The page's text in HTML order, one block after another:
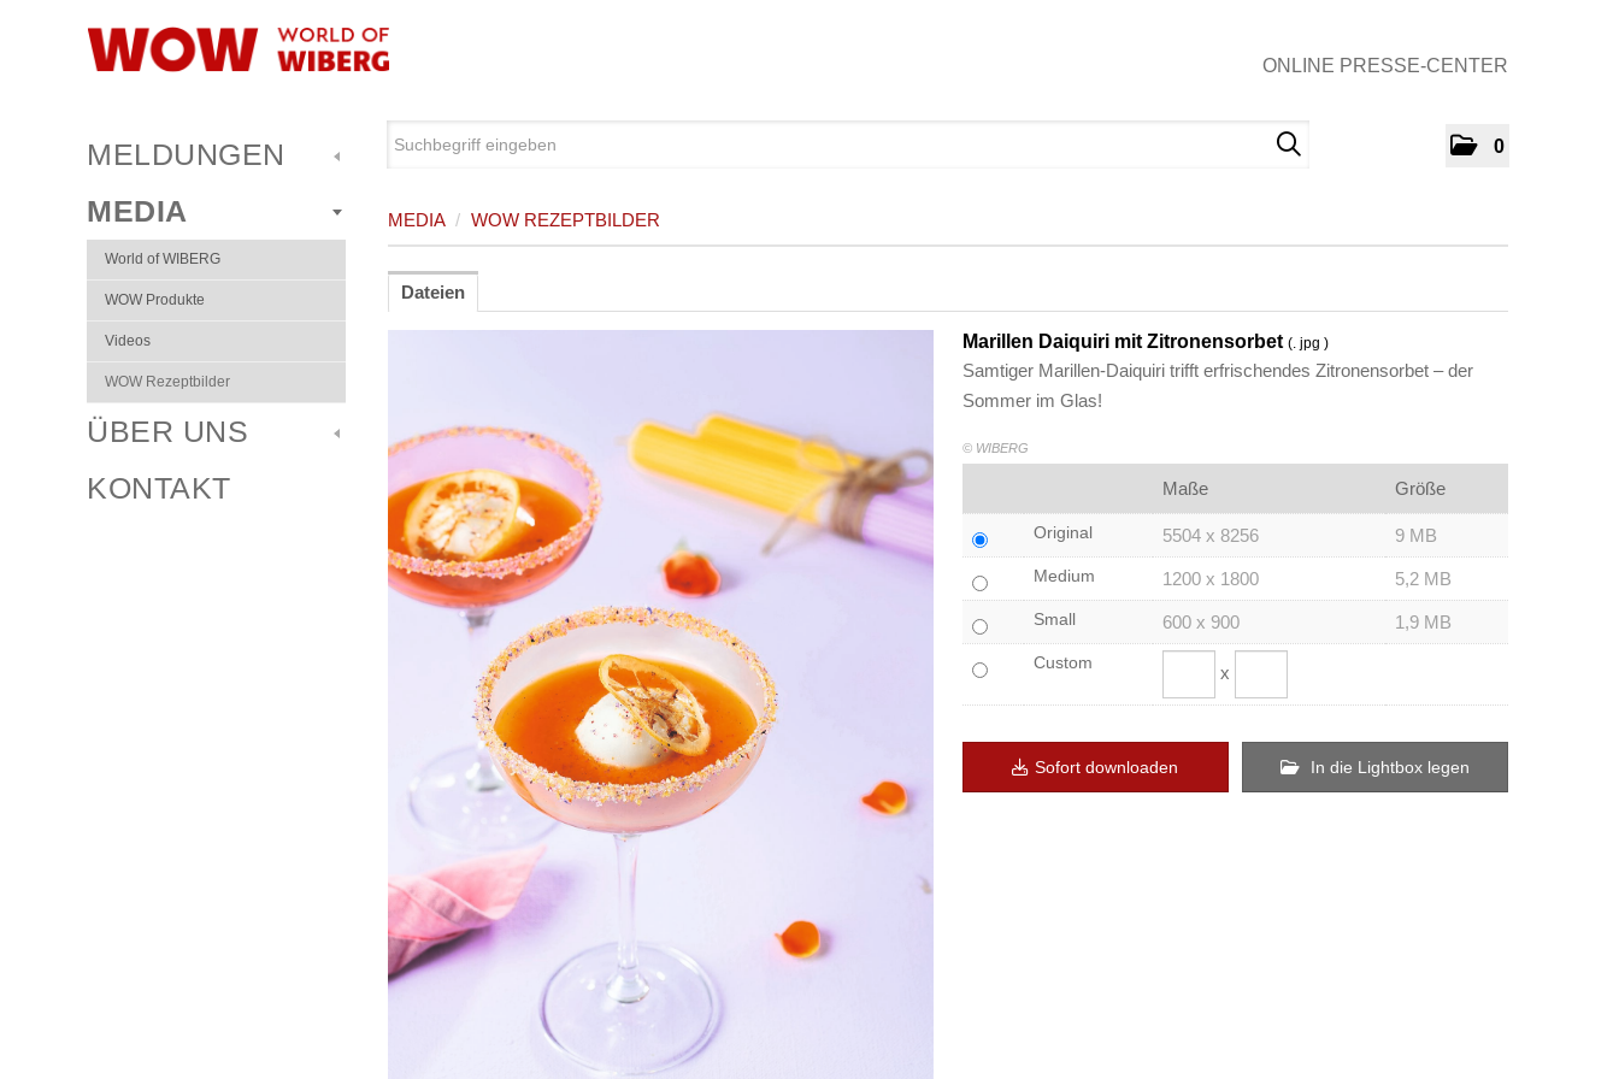
ONLINE PRESSE-CENTER
0
MELDUNGEN
MEDIA
World of WIBERG
WOW Produkte
Videos
WOW Rezeptbilder
ÜBER UNS
KONTAKT
MEDIA / WOW REZEPTBILDER
Dateien
Marillen Daiquiri mit Zitronensorbet (. jpg )
Samtiger Marillen-Daiquiri trifft erfrischendes Zitronensorbet – der
Sommer im Glas!
© WIBERG
Maße Größe
Original 5504 x 8256 9 MB
Medium 1200 x 1800 5,2 MB
Small 600 x 900 1,9 MB
Custom x
Sofort downloaden In die Lightbox legen